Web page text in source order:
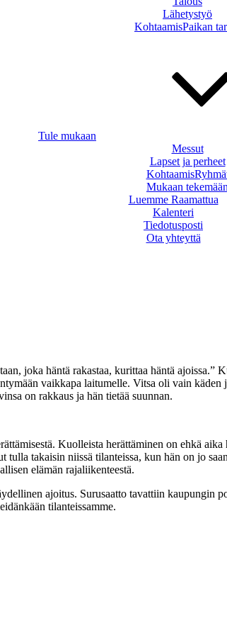
Lähetystyö
KohtaamisPaikan
Tule mukaan
Messut
Lapset ja perheet
Mukaan tekemään
Luemme Raamattua
Kalenteri
Tiedotusposti
Ota yhteyttä
joka häntä rakastaa, kurittaa häntä
vaikkapa laitumelle. Vitsa oli vain
on rakkaus ja hän tietää suunnan.
Kuolleista herättäminen on ehkä
takaisin niissä tilanteissa, kun hän on jo
elämän rajaliikenteestä.
ajoitus. Surusaatto tavattiin kaupungin
tilanteissamme.